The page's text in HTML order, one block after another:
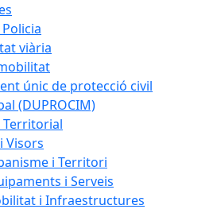
viària
únic de protecció civil
(DUPROCIM)
Territorial
Visors
i Territori
i Serveis
i Infraestructures